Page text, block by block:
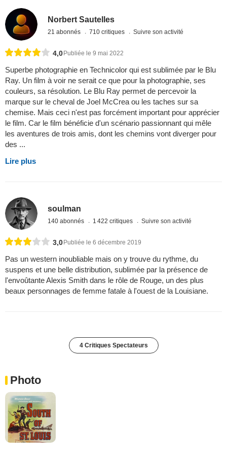
Norbert Sautelles
21 abonnés 710 critiques Suivre son activité
4,0Publiée le 9 mai 2022
Superbe photographie en Technicolor qui est sublimée par le Blu
Ray. Un film à voir ne serait ce que pour la photographie, ses
couleurs, sa résolution. Le Blu Ray permet de percevoir la
marque sur le cheval de Joel McCrea ou les taches sur sa
chemise. Mais ceci n'est pas forcément important pour apprécier
le film. Car le film bénéficie d'un scénario passionnant qui mêle
les aventures de trois amis, dont les chemins vont diverger pour
des ...
Lire plus
soulman
140 abonnés 1 422 critiques Suivre son activité
3,0 Publiée le 6 décembre 2019
Pas un western inoubliable mais on y trouve du rythme, du
suspens et une belle distribution, sublimée par la présence de
l'envoûtante Alexis Smith dans le rôle de Rouge, un des plus
beaux personnages de femme fatale à l'ouest de la Louisiane.
4 Critiques Spectateurs
Photo